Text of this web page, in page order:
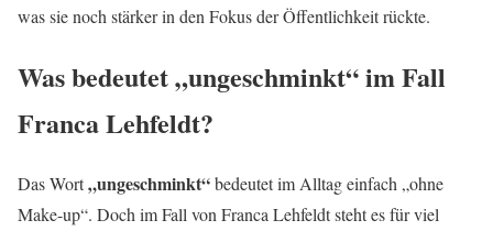
was sie noch stärker in den Fokus der Öffentlichkeit rückte.
Was bedeutet „ungeschminkt“ im Fall
Franca Lehfeldt?
Das Wort„ungeschminkt“bedeutet im Alltag einfach „ohne
Make-up“. Doch im Fall von Franca Lehfeldt steht es für viel